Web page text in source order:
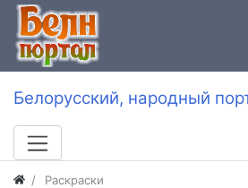
Белорусский, народный
Раскраски